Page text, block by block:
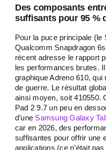
Des composants
suffisants pour 95 %
Pour la puce principale (le
Qualcomm Snapdragon
récent adresse le rapport
les performances brutes.
graphique Adreno 610, qui
de guerre. Le résultat
ainsi moyen, soit 410550.
Pad 2 9.7 un peu en
d’une Samsung Galaxy
car en 2026, des
suffisantes pour offrir une
applications (ce n’était